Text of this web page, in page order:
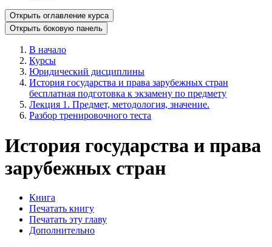
Открыть оглавление курса
Открыть боковую панель
В начало
Курсы
Юридический дисциплины
История государства и права зарубежных стран
бесплатная подготовка к экзамену по предмету
Лекция 1. Предмет, методология, значение.
Разбор тренировочного теста
История государства и права
зарубежных стран
Книга
Печатать книгу
Печатать эту главу
Дополнительно